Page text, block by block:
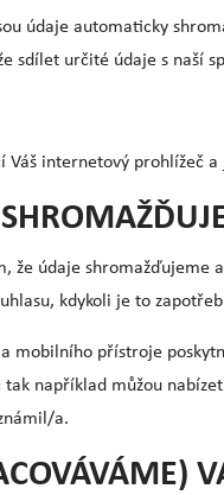
údaje automaticky
sdílet určité údaje s naší
internetový prohlížeč
že údaje
kdykoli je to
mobilního přístroje
například můžou
a.